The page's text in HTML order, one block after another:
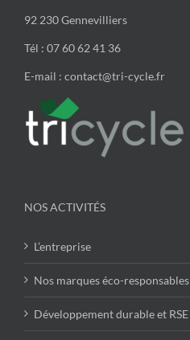
92 230 Gennevilliers
Tél : 07 60 62 41 36
E-mail : contact@tri-cycle.fr
NOS ACTIVITÉS
L’entreprise
Nos marques éco-responsables
Développement durable et RSE